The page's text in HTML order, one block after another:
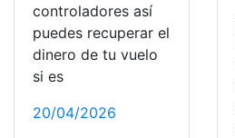
controladores así
puedes recuperar el
dinero de tu vuelo
si es
20/04/2026